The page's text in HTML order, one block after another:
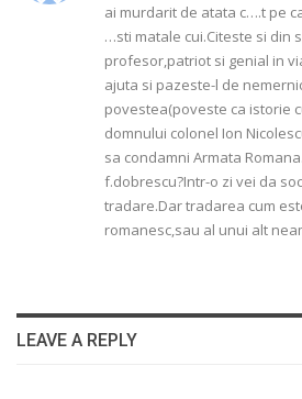
ai murdarit de atata c….t pe
…sti matale cui.Citeste si din
profesor,patriot si genial in
ajuta si pazeste-l de
povestea(poveste ca istorie
domnului colonel Ion
sa condamni Armata
f.dobrescu?Intr-o zi vei da
tradare.Dar tradarea cum
romanesc,sau al unui alt
LEAVE A REPLY